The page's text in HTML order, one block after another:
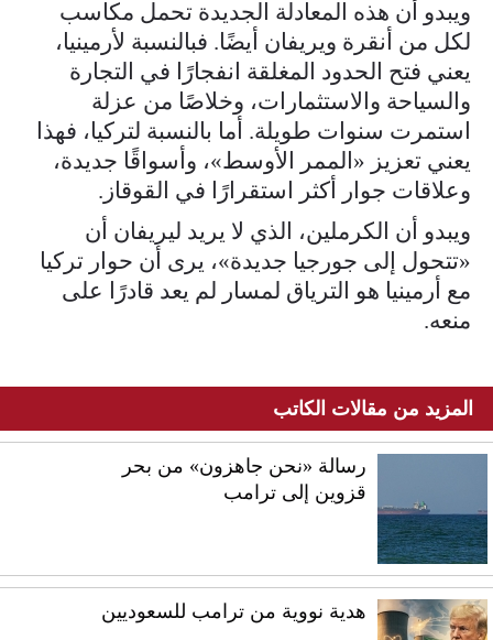
ويبدو أن هذه المعادلة الجديدة تحمل مكاسب
لكل من أنقرة ويريفان أيضًا. فبالنسبة لأرمينيا،
يعني فتح الحدود المغلقة انفجارًا في التجارة
والسياحة والاستثمارات، وخلاصًا من عزلة
استمرت سنوات طويلة. أما بالنسبة لتركيا، فهذا
يعني تعزيز «الممر الأوسط»، وأسواقًا جديدة،
وعلاقات جوار أكثر استقرارًا في القوقاز.
ويبدو أن الكرملين، الذي لا يريد ليريفان أن
«تتحول إلى جورجيا جديدة»، يرى أن حوار تركيا
مع أرمينيا هو الترياق لمسار لم يعد قادرًا على
منعه.
المزيد من مقالات الكاتب
رسالة «نحن جاهزون» من بحر
قزوين إلى ترامب
هدية نووية من ترامب للسعوديين